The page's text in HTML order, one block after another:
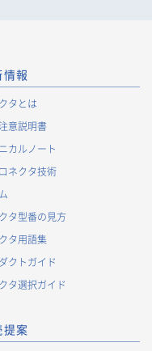
ポリシーに従って
jp/cookie/
次の通りです。当社
合理的に認められる範
には、変更された利用
のため
ント開催案内等の情報
め
情報
タとは
意説明書
カルノート
ネクタ技術
タ型番の見方
タ用語集
クトガイド
タ選択ガイド
提案